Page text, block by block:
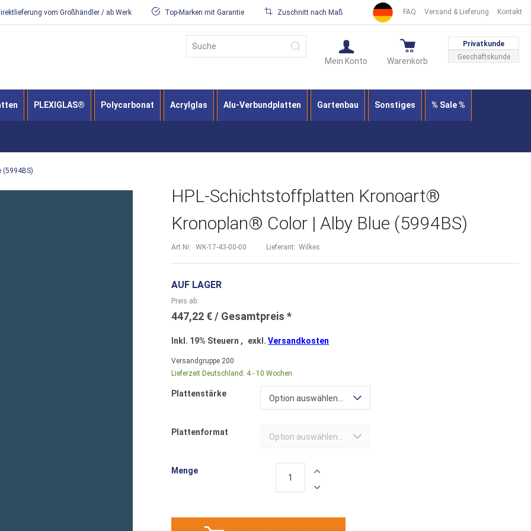
FAQ Versand & Lieferung Kontakt
vom Großhändler / ab Werk Top-Marken mit Garantie Zuschnitt nach Maß
Privatkunde
Geschäftskunde
Warenkorb
Mein Konto
Suche
PLEXIGLAS® Polycarbonat Acrylglas Alu-Verbundplatten Gartenbau Sonstiges % Sale %
(5994BS)
HPL-Schichtstoffplatten Kronoart®
Kronoplan® Color | Alby Blue (5994BS)
Art.Nr. WK-17-43-00-00 Lieferant: Wilkes
AUF LAGER
Preis ab
447,22 €
Inkl. 19% Steuern , exkl.Versandkosten
Versandgruppe 200
Lieferzeit Deutschland: 4 - 10 Wochen
Plattenstärke Option auswählen...
Plattenformat Option auswählen...
Menge